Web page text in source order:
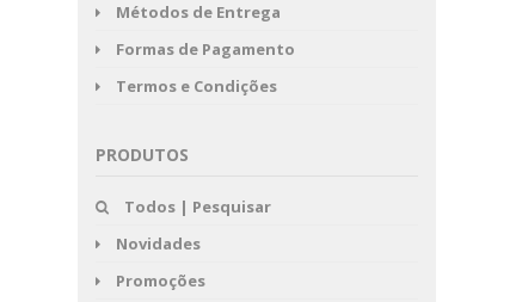
Métodos de Entrega
Formas de Pagamento
Termos e Condições
PRODUTOS
Todos | Pesquisar
Novidades
Promoções